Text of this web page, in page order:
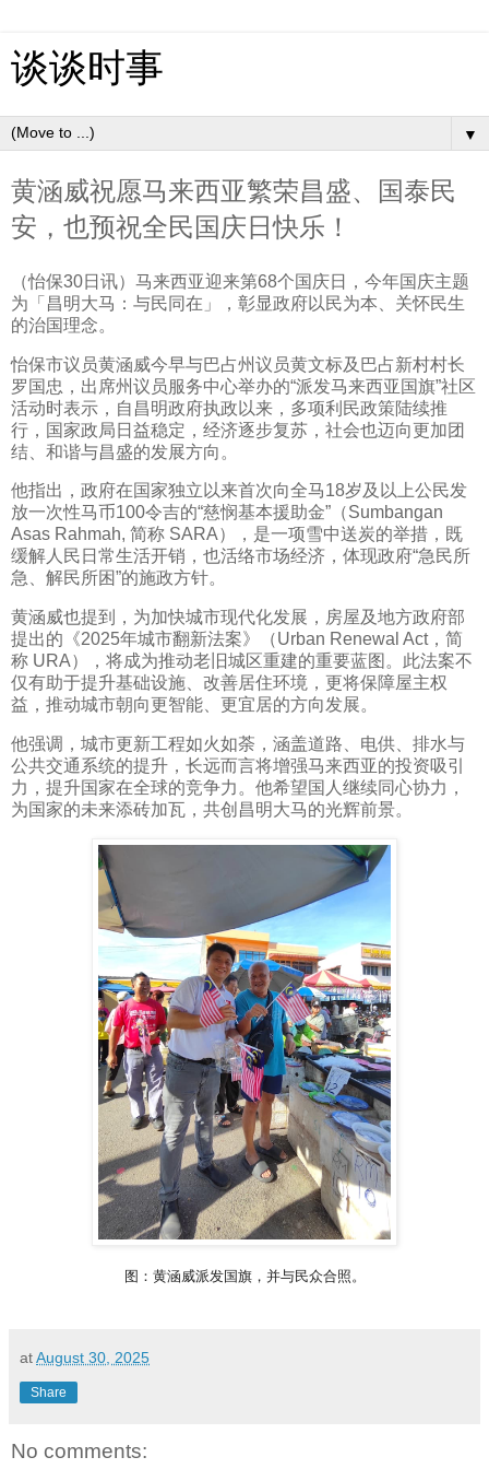
谈谈时事
▼
黄涵威祝愿马来西亚繁荣昌盛、国泰民
安，也预祝全民国庆日快乐！
（怡保30日讯）马来西亚迎来第68个国庆日，今年国庆主题
为「昌明大马：与民同在」，彰显政府以民为本、关怀民生
的治国理念。
怡保市议员黄涵威今早与巴占州议员黄文标及巴占新村村长
罗国忠，出席州议员服务中心举办的“派发马来西亚国旗”社区
活动时表示，自昌明政府执政以来，多项利民政策陆续推
行，国家政局日益稳定，经济逐步复苏，社会也迈向更加团
结、和谐与昌盛的发展方向。
他指出，政府在国家独立以来首次向全马18岁及以上公民发
放一次性马币100令吉的“慈悯基本援助金”（Sumbangan
Asas Rahmah, 简称 SARA），是一项雪中送炭的举措，既
缓解人民日常生活开销，也活络市场经济，体现政府“急民所
急、解民所困”的施政方针。
黄涵威也提到，为加快城市现代化发展，房屋及地方政府部
提出的《2025年城市翻新法案》（Urban Renewal Act，简
称 URA），将成为推动老旧城区重建的重要蓝图。此法案不
仅有助于提升基础设施、改善居住环境，更将保障屋主权
益，推动城市朝向更智能、更宜居的方向发展。
他强调，城市更新工程如火如荼，涵盖道路、电供、排水与
公共交通系统的提升，长远而言将增强马来西亚的投资吸引
力，提升国家在全球的竞争力。他希望国人继续同心协力，
为国家的未来添砖加瓦，共创昌明大马的光辉前景。
图：黄涵威派发国旗，并与民众合照。
atAugust 30, 2025
Share
No comments: